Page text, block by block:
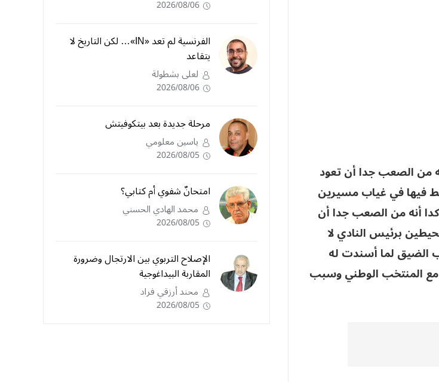
من الصعب جدا أن تعود
فيها في غياب مسيرين
أنه من الصعب جدا أن
برئيس النادي لا
الضيق لما أسندت له
مع المنتخب الوطني وسبب
2026/08/06
الفرنسية لم تعد «IN»… لكن التاريخ لا
يتقاعد
لعلى بشطولة
2026/08/06
مرحلة جديدة بعد بيتكوفيتش
ياسين معلومي
2026/08/05
امتحانٌ شفوي أم كتابي؟
محمد الهادي الحسني
2026/08/05
الإصلاح التربوي بين الارتجال وضرورة
المقاربة البيداغوجية
محند أرزقي فراد
2026/08/05